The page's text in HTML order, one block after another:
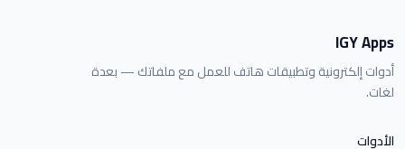
IGY Apps
أدوات إلكترونية وتطبيقات هاتف للعمل مع ملفاتك — بعدة
لغات.
الأدوات